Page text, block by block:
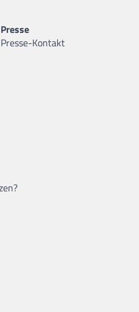
Presse
Presse-Kontakt